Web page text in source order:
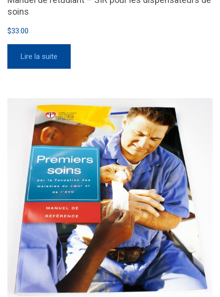
soins
$33.00
Lire la suite